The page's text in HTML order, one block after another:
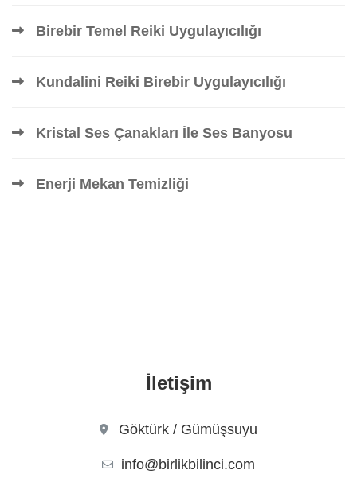
Birebir Temel Reiki Uygulayıcılığı
Kundalini Reiki Birebir Uygulayıcılığı
Kristal Ses Çanakları İle Ses Banyosu
Enerji Mekan Temizliği
İletişim
Göktürk / Gümüşsuyu
info@birlikbilinci.com